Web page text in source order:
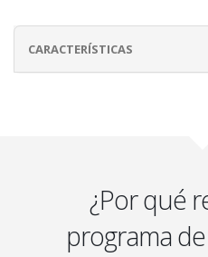
CARACTERÍSTICAS
¿Por qué
programa